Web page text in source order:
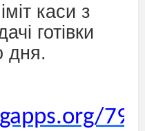
каси з
готівки
дня.